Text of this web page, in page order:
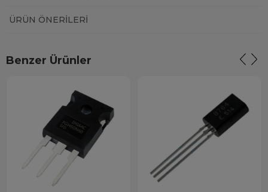
ÜRÜN ÖNERILERI
Benzer Ürünler